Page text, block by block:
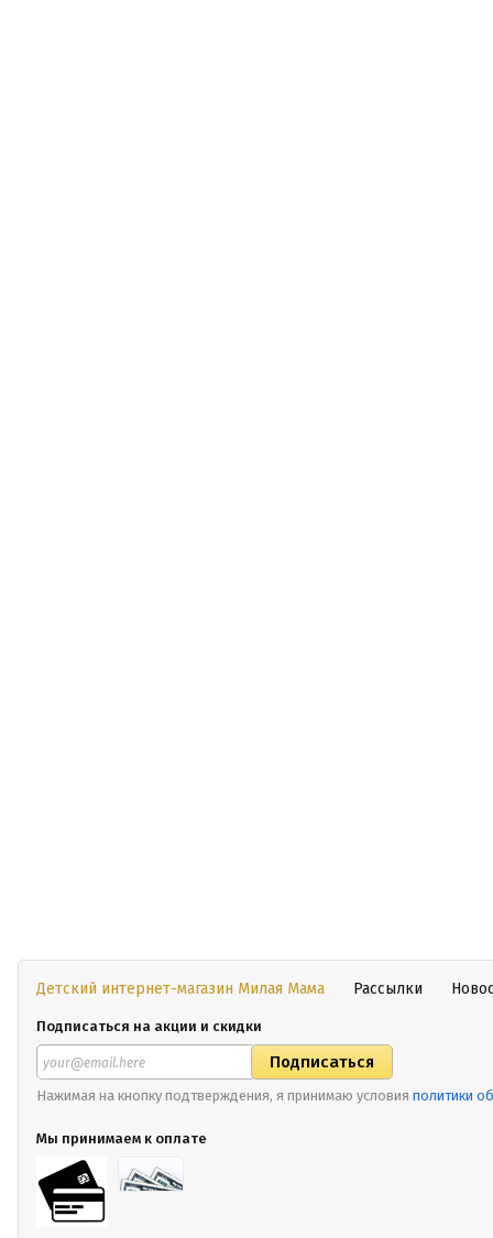
Детский интернет-магазин Милая Мама Рассылки
Подписаться на акции и скидки
Нажимая на кнопку подтверждения, я принимаю условия политики
Мы принимаем к оплате